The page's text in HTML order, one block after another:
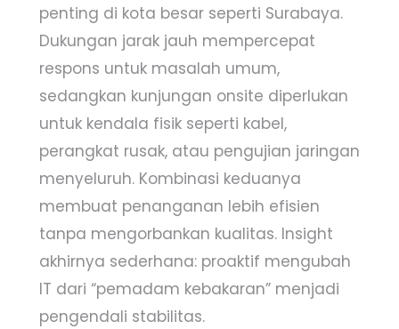
penting di kota besar seperti Surabaya.
Dukungan jarak jauh mempercepat
respons untuk masalah umum,
sedangkan kunjungan onsite diperlukan
untuk kendala fisik seperti kabel,
perangkat rusak, atau pengujian jaringan
menyeluruh. Kombinasi keduanya
membuat penanganan lebih efisien
tanpa mengorbankan kualitas. Insight
akhirnya sederhana: proaktif mengubah
IT dari “pemadam kebakaran” menjadi
pengendali stabilitas.